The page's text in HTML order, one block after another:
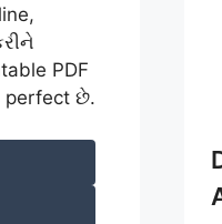
PDF
perfect છે.